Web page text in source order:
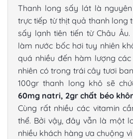
Thanh long sấy látlà nguyên
trực tiếp từ thịt quả thanh long
sấy lạnh tiên tiến từ Châu
làm nước bốc hơi tuy nhiên
quá nhiều đến hàm lượng
nhiên có trong trái cây tươi
100grthanh long khô sẽ
60mg natri, 2gr chất béo
Cùng rất nhiều các vitamin
thể. Bởi vậy, đây vẫn là một
nhiều khách hàng ưa chuộng